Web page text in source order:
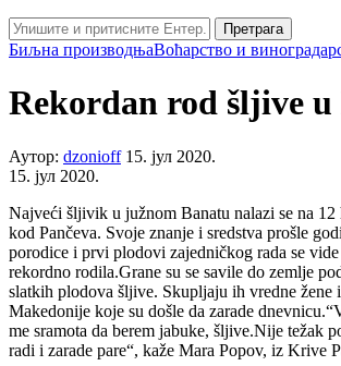
Претрага
Биљна производњаВоћарство и
Rekordan rod šljive u
Аутор: dzonioff 15. јул 2020.
15. јул 2020.
Najveći šljivik u južnom Banatu nalazi se na
kod Pančeva. Svoje znanje i sredstva prošle
porodice i prvi plodovi zajedničkog rada se
rekordno rodila.Grane su se savile do zemlje
slatkih plodova šljive. Skupljaju ih vredne žene
Makedonije koje su došle da zarade
me sramota da berem jabuke, šljive.Nije težak
radi i zarade pare“, kaže Mara Popov, iz Krive